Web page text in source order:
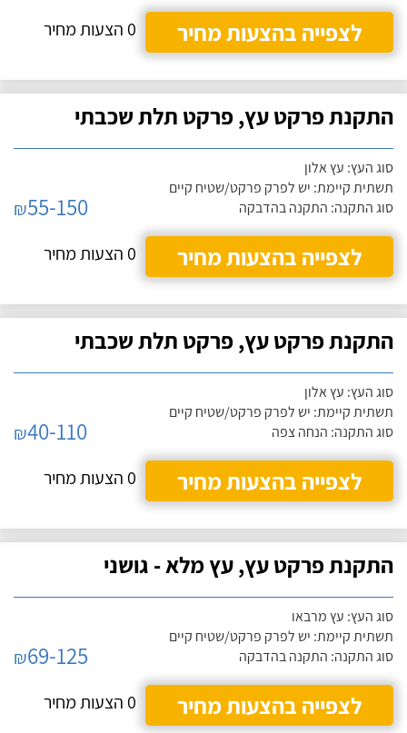
לצפייה בהצעות מחיר
0 הצעות מחיר
התקנת פרקט עץ, פרקט תלת שכבתי
סוג העץ: עץ אלון
תשתית קיימת: יש לפרק פרקט/שטיח קיים
סוג התקנה: התקנה בהדבקה
₪55-150
לצפייה בהצעות מחיר
0 הצעות מחיר
התקנת פרקט עץ, פרקט תלת שכבתי
סוג העץ: עץ אלון
תשתית קיימת: יש לפרק פרקט/שטיח קיים
סוג התקנה: הנחה צפה
₪40-110
לצפייה בהצעות מחיר
0 הצעות מחיר
התקנת פרקט עץ, עץ מלא - גושני
סוג העץ: עץ מרבאו
תשתית קיימת: יש לפרק פרקט/שטיח קיים
סוג התקנה: התקנה בהדבקה
₪69-125
לצפייה בהצעות מחיר
0 הצעות מחיר